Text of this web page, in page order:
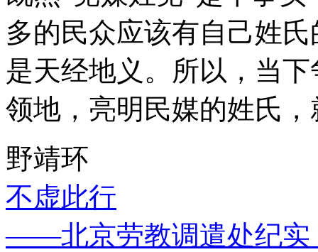
多的民众应该有自己姓
是天经地义。所以，当
领地，亮明民媒的姓氏
野靖环
不虚此行
——北京劳教调遣处纪实